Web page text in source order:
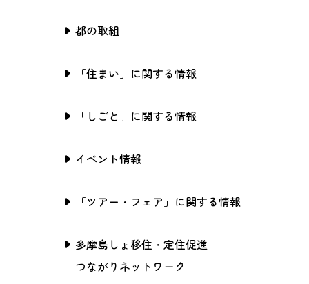
都の取組
「住まい」に関する情報
「しごと」に関する情報
イベント情報
「ツアー・フェア」に関する情報
多摩島しょ移住・定住促進
つながりネットワーク